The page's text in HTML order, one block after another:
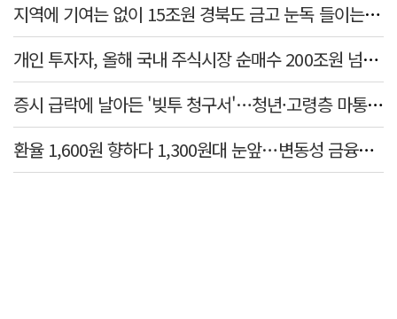
지역에 기여는 없이 15조원 경북도 금고 눈독 들이는 대형銀
개인 투자자, 올해 국내 주식시장 순매수 200조원 넘었다
증시 급락에 날아든 '빚투 청구서'…청년·고령층 마통 연체↑
환율 1,600원 향하다 1,300원대 눈앞…변동성 금융위기 후 최고